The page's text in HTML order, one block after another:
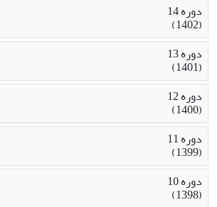
دوره 14
(1402)
دوره 13
(1401)
دوره 12
(1400)
دوره 11
(1399)
دوره 10
(1398)